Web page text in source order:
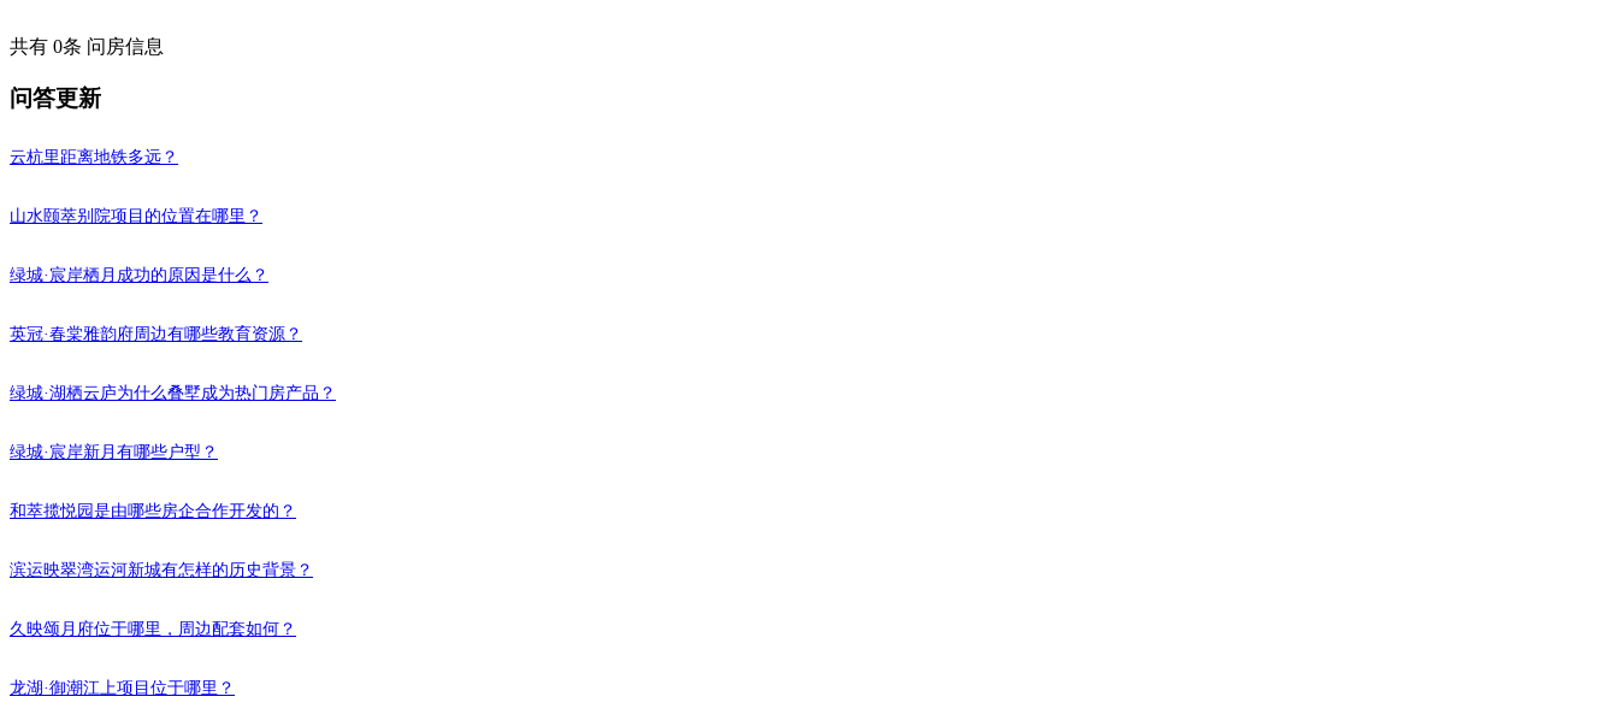
共有 0条 问房信息
问答更新
云杭里距离地铁多远？
山水颐萃别院项目的位置在哪里？
绿城·宸岸栖月成功的原因是什么？
英冠·春棠雅韵府周边有哪些教育资源？
绿城·湖栖云庐为什么叠墅成为热门房产品？
绿城·宸岸新月有哪些户型？
和萃揽悦园是由哪些房企合作开发的？
滨运映翠湾运河新城有怎样的历史背景？
久映颂月府位于哪里，周边配套如何？
龙湖·御潮江上项目位于哪里？